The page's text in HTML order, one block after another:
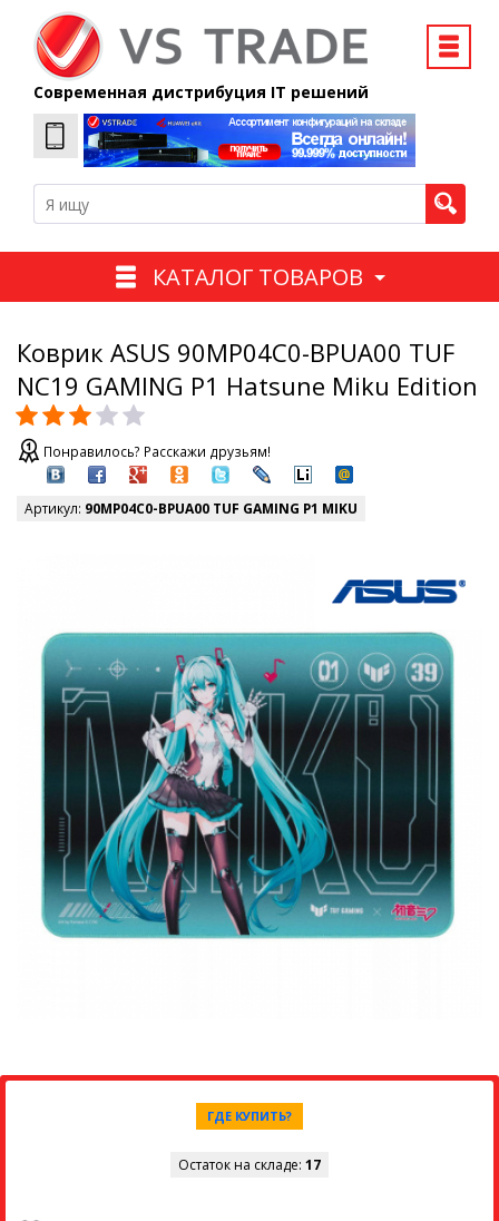
Современная дистрибуция IT решений
КАТАЛОГ ТОВАРОВ
Коврик ASUS 90MP04C0-BPUA00 TUF
NC19 GAMING P1 Hatsune Miku Edition
Понравилось? Расскажи друзьям!
Артикул: 90MP04C0-BPUA00 TUF GAMING P1 MIKU
ГДЕ КУПИТЬ?
Остаток на складе: 17